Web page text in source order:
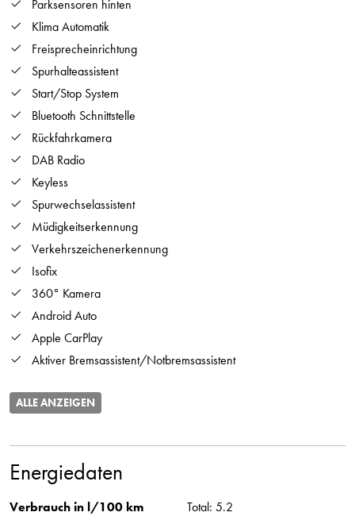
Parksensoren hinten
Klima Automatik
Freisprecheinrichtung
Spurhalteassistent
Start/Stop System
Bluetooth Schnittstelle
Rückfahrkamera
DAB Radio
Keyless
Spurwechselassistent
Müdigkeitserkennung
Verkehrszeichenerkennung
Isofix
360° Kamera
Android Auto
Apple CarPlay
Aktiver Bremsassistent/Notbremsassistent
ALLE ANZEIGEN
Energiedaten
Verbrauch in l/100 km
Total: 5.2